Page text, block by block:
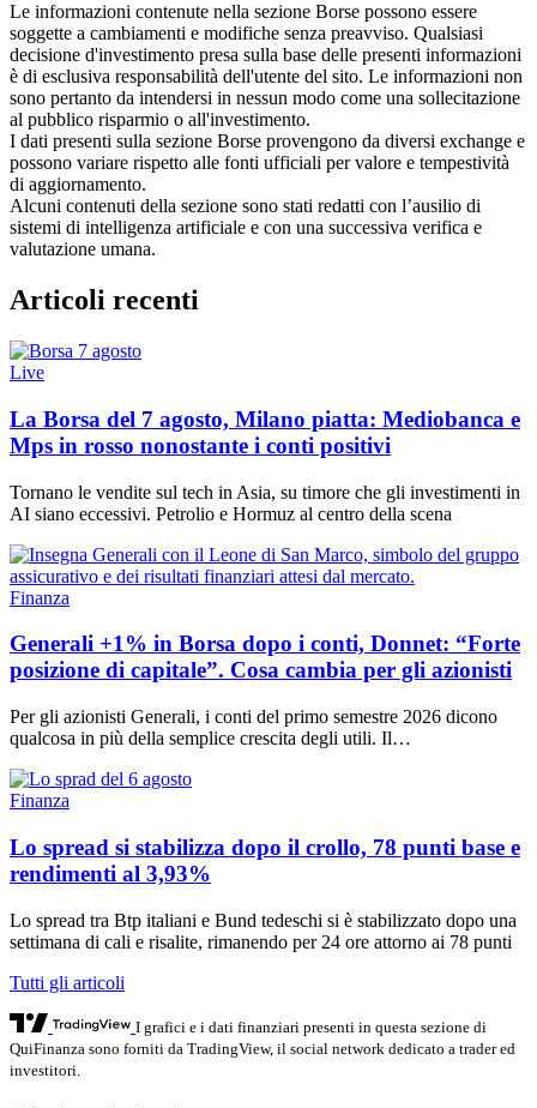
Le informazioni contenute nella sezione Borse possono essere
soggette a cambiamenti e modifiche senza preavviso. Qualsiasi
decisione d'investimento presa sulla base delle presenti informazioni
è di esclusiva responsabilità dell'utente del sito. Le informazioni non
sono pertanto da intendersi in nessun modo come una sollecitazione
al pubblico risparmio o all'investimento.
I dati presenti sulla sezione Borse provengono da diversi exchange e
possono variare rispetto alle fonti ufficiali per valore e tempestività
di aggiornamento.
Alcuni contenuti della sezione sono stati redatti con l’ausilio di
sistemi di intelligenza artificiale e con una successiva verifica e
valutazione umana.
Articoli recenti
Live
La Borsa del 7 agosto, Milano piatta: Mediobanca e
Mps in rosso nonostante i conti positivi
Tornano le vendite sul tech in Asia, su timore che gli investimenti in
AI siano eccessivi. Petrolio e Hormuz al centro della scena
Finanza
Generali +1% in Borsa dopo i conti, Donnet: “Forte
posizione di capitale”. Cosa cambia per gli azionisti
Per gli azionisti Generali, i conti del primo semestre 2026 dicono
qualcosa in più della semplice crescita degli utili. Il…
Finanza
Lo spread si stabilizza dopo il crollo, 78 punti base e
rendimenti al 3,93%
Lo spread tra Btp italiani e Bund tedeschi si è stabilizzato dopo una
settimana di cali e risalite, rimanendo per 24 ore attorno ai 78 punti
Tutti gli articoli
I grafici e i dati finanziari presenti in questa sezione di
QuiFinanza sono forniti da TradingView, il social network dedicato a trader ed
investitori.